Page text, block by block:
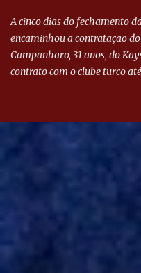
A cinco dias do fechamento
encaminhou a contratação
Campanharo, 31 anos, do
contrato com o clube turco
Evian, da França, Hellas
concretizada, o jogador